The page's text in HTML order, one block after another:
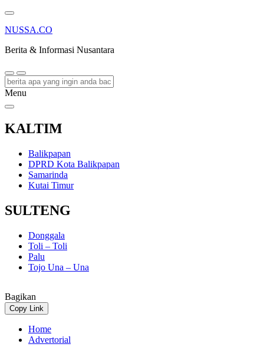
NUSSA.CO
Berita & Informasi Nusantara
Menu
KALTIM
Balikpapan
DPRD Kota Balikpapan
Samarinda
Kutai Timur
SULTENG
Donggala
Toli – Toli
Palu
Tojo Una – Una
Bagikan
Copy Link
Home
Advertorial